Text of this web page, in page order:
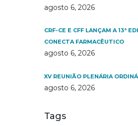
agosto 6, 2026
CRF-CE E CFF LANÇAM A 13ª
CONECTA FARMACÊUTICO
agosto 6, 2026
XV REUNIÃO PLENÁRIA
agosto 6, 2026
Tags